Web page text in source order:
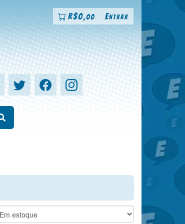
R$0,00 Entrar